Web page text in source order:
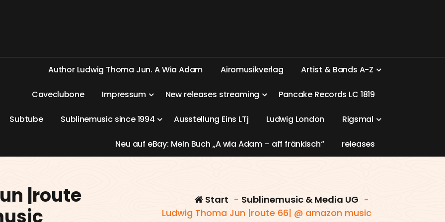
Author Ludwig Thoma Jun. AWia Adam Airomusikverlag Artist & Bands A-Z
Caveclubone Impressum New releases streaming Pancake Records LC 1819
Subtube Sublinemusic since1994 Ausstellung Eins LTj Ludwig London Rigsmal
Neu auf eBay: Mein Buch „Awia Adam – aff fränkisch“ releases
|route
Start - Sublinemusic & Media UG -
Ludwig Thoma Jun |route 66| @ amazon music